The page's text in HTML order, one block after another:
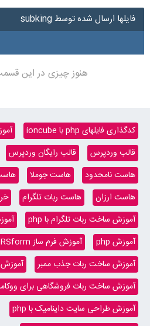
فایلها ارسال شده توسط subking
هنوز چیزی در این
کدگذاری فایلهای php با ioncube
قالب وردپرس
قالب رایگان وردپرس
هاست نامحدود
هاست جوملا
هاست ارزان
هاست ربات تلگرام
آموزش ساخت ربات تلگرام با php
آموزش php
آموزش فرم ساز RSform
آموزش ساخت ربات جذب ممبر
آموزش ساخت ربات فروشگاهی برای
آموزش طراحی سایت داینامیک با php